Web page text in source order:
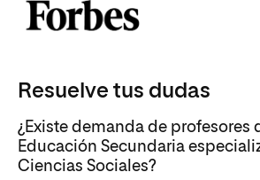
Resuelve tus dudas
¿Existe demanda de profesores
Educación Secundaria
Ciencias Sociales?